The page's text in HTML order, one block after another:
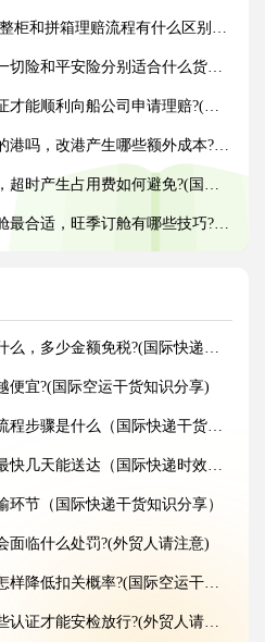
赔流程有什么区别?(国际海运干货知识分享)
分别适合什么货物?(国际海运干货知识分享)
船公司申请理赔?(国际海运干货知识分享)
产生哪些额外成本?(国际海运干货知识分享)
用费如何避免?(国际海运干货知识分享)
季订舱有哪些技巧?(国际海运干货知识分享)
少金额免税?(国际快递干货知识分享)
便宜?(国际空运干货知识分享)
是什么（国际快递干货知识分享）
天能送达（国际快递时效详解）
环节（国际快递干货知识分享）
面临什么处罚?(外贸人请注意)
扣关概率?(国际空运干货知识分享)
证才能安检放行?(外贸人请注意)